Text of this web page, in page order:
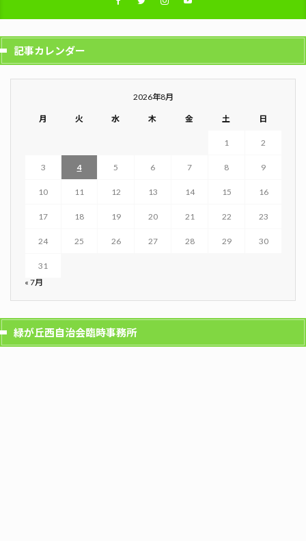
記事カレンダー
2026年8月
月 火 水 木 金 土 日
1 2
3 4 5 6 7 8 9
10 11 12 13 14 15 16
17 18 19 20 21 22 23
24 25 26 27 28 29 30
31
« 7月
緑が丘西自治会臨時事務所